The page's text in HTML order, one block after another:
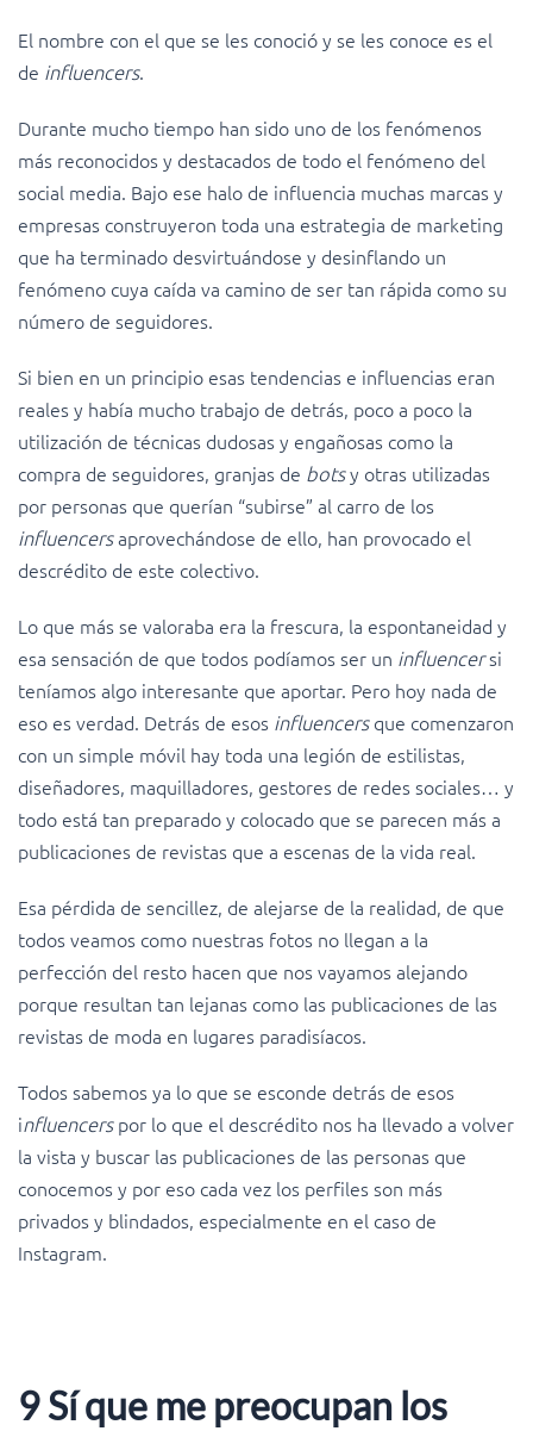
El nombre con el que se les conoció y se les conoce es el
de influencers.
Durante mucho tiempo han sido uno de los fenómenos
más reconocidos y destacados de todo el fenómeno del
social media. Bajo ese halo de influencia muchas marcas y
empresas construyeron toda una estrategia de marketing
que ha terminado desvirtuándose y desinflando un
fenómeno cuya caída va camino de ser tan rápida como su
número de seguidores.
Si bien en un principio esas tendencias e influencias eran
reales y había mucho trabajo de detrás, poco a poco la
utilización de técnicas dudosas y engañosas como la
compra de seguidores, granjas de botsy otras utilizadas
por personas que querían “subirse” al carro de los
influencersaprovechándose de ello, han provocado el
descrédito de este colectivo.
Lo que más se valoraba era la frescura, la espontaneidad y
esa sensación de que todos podíamos ser un influencersi
teníamos algo interesante que aportar. Pero hoy nada de
eso es verdad. Detrás de esos influencersque comenzaron
con un simple móvil hay toda una legión de estilistas,
diseñadores, maquilladores, gestores de redes sociales… y
todo está tan preparado y colocado que se parecen más a
publicaciones de revistas que a escenas de la vida real.
Esa pérdida de sencillez, de alejarse de la realidad, de que
todos veamos como nuestras fotos no llegan a la
perfección del resto hacen que nos vayamos alejando
porque resultan tan lejanas como las publicaciones de las
revistas de moda en lugares paradisíacos.
Todos sabemos ya lo que se esconde detrás de esos
influencerspor lo que el descrédito nos ha llevado a volver
la vista y buscar las publicaciones de las personas que
conocemos y por eso cada vez los perfiles son más
privados y blindados, especialmente en el caso de
Instagram.
9 Sí que me preocupan los